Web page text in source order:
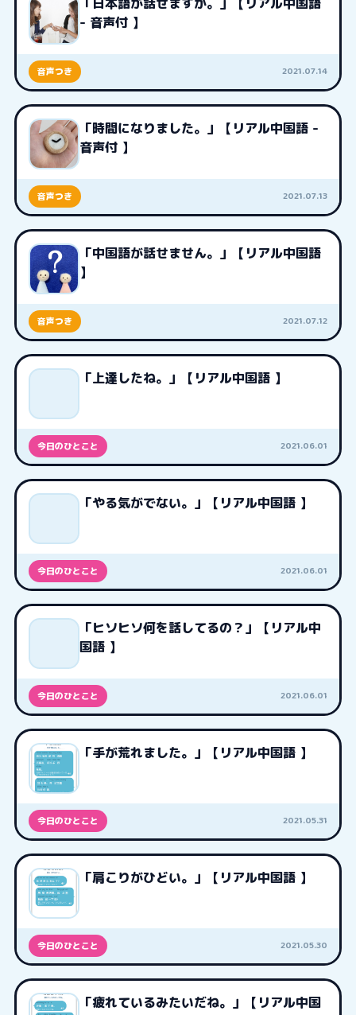
- 音声付 】
音声つき 2021.07.14
「時間になりました。」【リアル中国語 -
音声付 】
音声つき 2021.07.13
「中国語が話せません。」【リアル中国語
】
音声つき 2021.07.12
「上達したね。」【リアル中国語 】
今日のひとこと 2021.06.01
「やる気がでない。」【リアル中国語 】
今日のひとこと 2021.06.01
「ヒソヒソ何を話してるの？」【リアル中
国語 】
今日のひとこと 2021.06.01
「手が荒れました。」【リアル中国語 】
今日のひとこと 2021.05.31
「肩こりがひどい。」【リアル中国語 】
今日のひとこと 2021.05.30
「疲れているみたいだね。」【リアル中国